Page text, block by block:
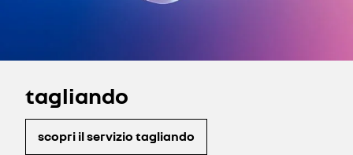
tagliando
scopri il servizio tagliando